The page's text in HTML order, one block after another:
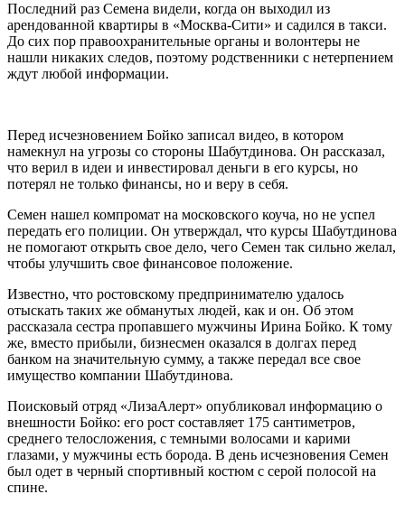
Последний раз Семена видели, когда он выходил из
арендованной квартиры в «Москва-Сити» и садился в такси.
До сих пор правоохранительные органы и волонтеры не
нашли никаких следов, поэтому родственники с нетерпением
ждут любой информации.
Перед исчезновением Бойко записал видео, в котором
намекнул на угрозы со стороны Шабутдинова. Он рассказал,
что верил в идеи и инвестировал деньги в его курсы, но
потерял не только финансы, но и веру в себя.
Семен нашел компромат на московского коуча, но не успел
передать его полиции. Он утверждал, что курсы Шабутдинова
не помогают открыть свое дело, чего Семен так сильно желал,
чтобы улучшить свое финансовое положение.
Известно, что ростовскому предпринимателю удалось
отыскать таких же обманутых людей, как и он. Об этом
рассказала сестра пропавшего мужчины Ирина Бойко. К тому
же, вместо прибыли, бизнесмен оказался в долгах перед
банком на значительную сумму, а также передал все свое
имущество компании Шабутдинова.
Поисковый отряд «ЛизаАлерт» опубликовал информацию о
внешности Бойко: его рост составляет 175 сантиметров,
среднего телосложения, с темными волосами и карими
глазами, у мужчины есть борода. В день исчезновения Семен
был одет в черный спортивный костюм с серой полосой на
спине.